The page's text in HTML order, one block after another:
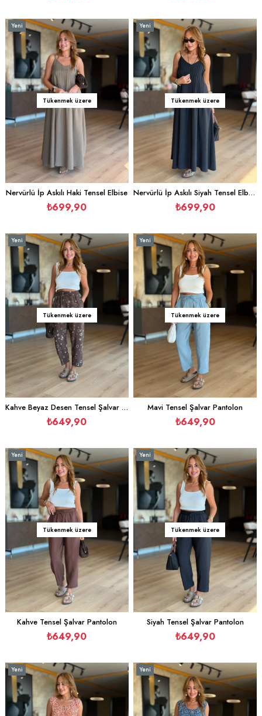
Tükenmek üzere
Nervürlü İp Askılı Haki Tensel Elbise
₺699,90
Yeni
Ürün
Tükenmek üzere
Nervürlü İp Askılı Siyah Tensel Elbise
₺699,90
Yeni
Ürün
Tükenmek üzere
Kahve Beyaz Desen Tensel Şalvar Pantolon
₺649,90
Yeni
Ürün
Tükenmek üzere
Mavi Tensel Şalvar Pantolon
₺649,90
Yeni
Ürün
Tükenmek üzere
Kahve Tensel Şalvar Pantolon
₺649,90
Yeni
Ürün
Tükenmek üzere
Siyah Tensel Şalvar Pantolon
₺649,90
Yeni
Ürün
Yeni
Ürün
Yeni
Ürün